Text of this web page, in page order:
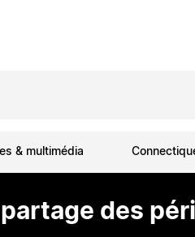
& multimédia
des